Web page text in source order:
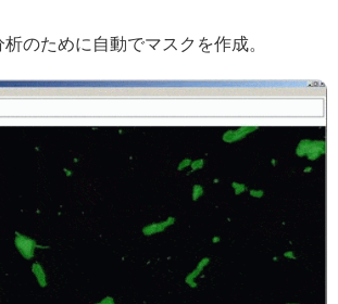
のために自動でマスクを作成。